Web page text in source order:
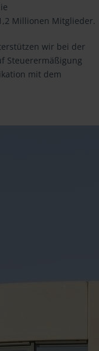
Millionen Mitglieder.
wir bei der
Steuerermäßigung
mit dem